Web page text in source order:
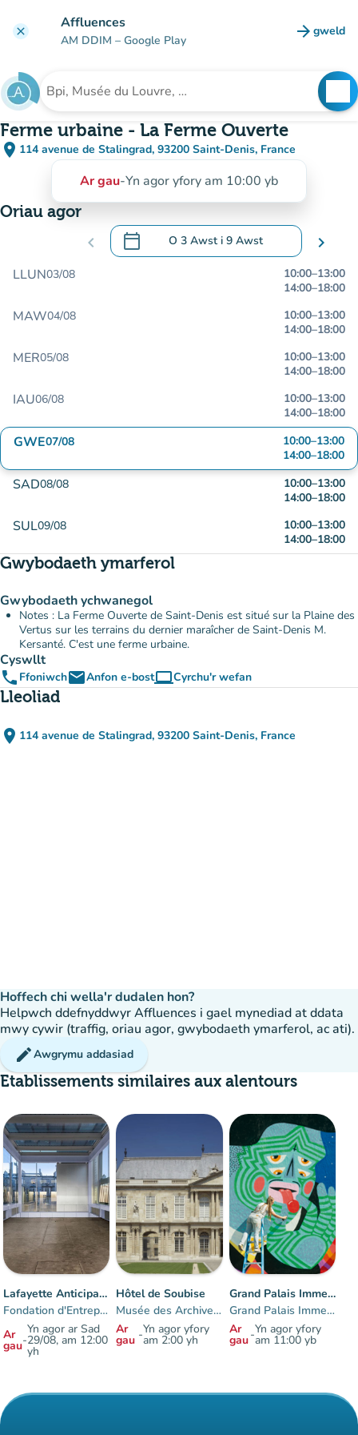
clear Affluences
AM DDIM – Google Play arrow_forward gweld
(tab
Chwilio am sefydliad
Ferme urbaine - La Ferme Ouverte
place 114 avenue de Stalingrad, 93200 Saint-Denis, France
(agor yn Google Maps)
(tab newydd)
Ar gau-Yn agor yfory am 10:00 yb
Oriau agor
chevron_left calendar_today O 3 Awst i 9 Awst
.Agor y calendr i newid dyddiadau chevron_right
LLUN03/08 10:00–13:00
14:00–18:00
MAW04/08 10:00–13:00
14:00–18:00
MER05/08 10:00–13:00
14:00–18:00
IAU06/08 10:00–13:00
14:00–18:00
GWE07/08 10:00–13:00
14:00–18:00
SAD08/08 10:00–13:00
14:00–18:00
SUL09/08 10:00–13:00
14:00–18:00
Gwybodaeth ymarferol
Gwybodaeth ychwanegol
Notes : La Ferme Ouverte de Saint-Denis est situé sur la Plaine des
Vertus sur les terrains du dernier maraîcher de Saint-Denis M.
Kersanté. C'est une ferme urbaine.
Cyswllt
phone FfoniwchemailAnfon e-bostcomputerCyrchu'r wefan
(tab newydd)
Lleoliad
place 114 avenue de Stalingrad, 93200 Saint-Denis, France
(agor yn Google Maps)
(tab newydd)
Hoffech chi wella'r dudalen hon?
Helpwch ddefnyddwyr Affluences i gael mynediad at ddata
mwy cywir (traffig, oriau agor, gwybodaeth ymarferol, ac ati).
editAwgrymu addasiad
Etablissements similaires aux alentours
Lafayette Anticipations
Fondation d'Entreprise des Galeries Lafayette
Ar
gau-
Yn agor ar Sad
29/08, am 12:00
yh
Hôtel de Soubise
Musée des Archives nationales
Ar
gau -Yn agor yfory
am 2:00 yh
eventArchebuar gael
Grand Palais Immersif
Grand Palais Immersif
Ar
gau-Yn agor yfory
am 11:00 yb